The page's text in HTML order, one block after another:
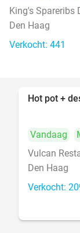
King's Spareribs
Den Haag
Verkocht: 441
Hot pot +
Vandaag
Vulcan
Den Haag
Verkocht: